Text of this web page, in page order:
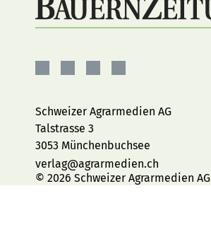
Facebook
Instagram
YouTubeLinkedIn
Schweizer Agrarmedien AG
Talstrasse 3
3053 Münchenbuchsee
verlag@agrarmedien.ch
© 2026 Schweizer Agrarmedien AG